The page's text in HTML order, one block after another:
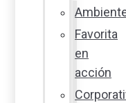
Favorita
en
acción